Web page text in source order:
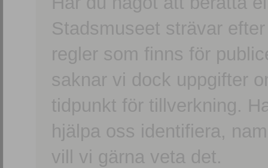
Stadsmuseet strävar
regler som finns för
saknar vi dock uppgifter
tidpunkt för tillverkning.
hjälpa oss identifiera,
vill vi gärna veta det.